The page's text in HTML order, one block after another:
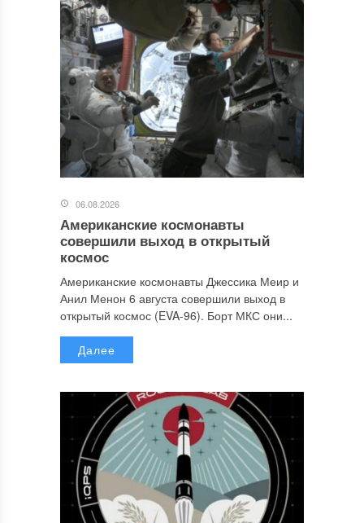
06.08.2026
Американские космонавты
совершили выход в открытый
космос
Американские космонавты Джессика Меир и
Анил Менон 6 августа совершили выход в
открытый космос (EVA-96). Борт МКС они...
Далее